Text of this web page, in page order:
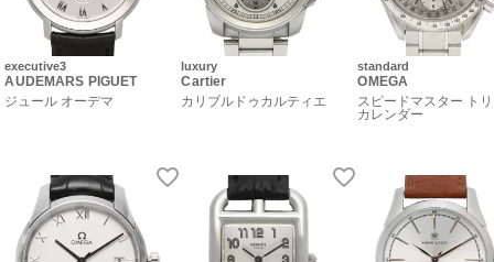
executive3
AUDEMARS PIGUET
ジュール オーデマ
luxury
Cartier
カリブルドゥカルティエ
standard
OMEGA
スピードマスター ト
カレンダー